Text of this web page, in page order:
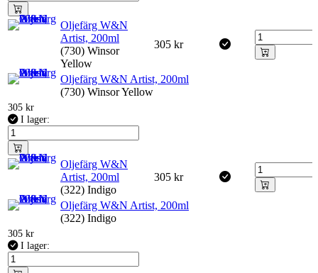
Oljefärg W&N
Artist, 200ml
(730) Winsor
Yellow
305 kr
Oljefärg W&N Artist, 200ml
(730) Winsor Yellow
305 kr
I lager:
Oljefärg W&N
Artist, 200ml
(322) Indigo
305 kr
Oljefärg W&N Artist, 200ml
(322) Indigo
305 kr
I lager: